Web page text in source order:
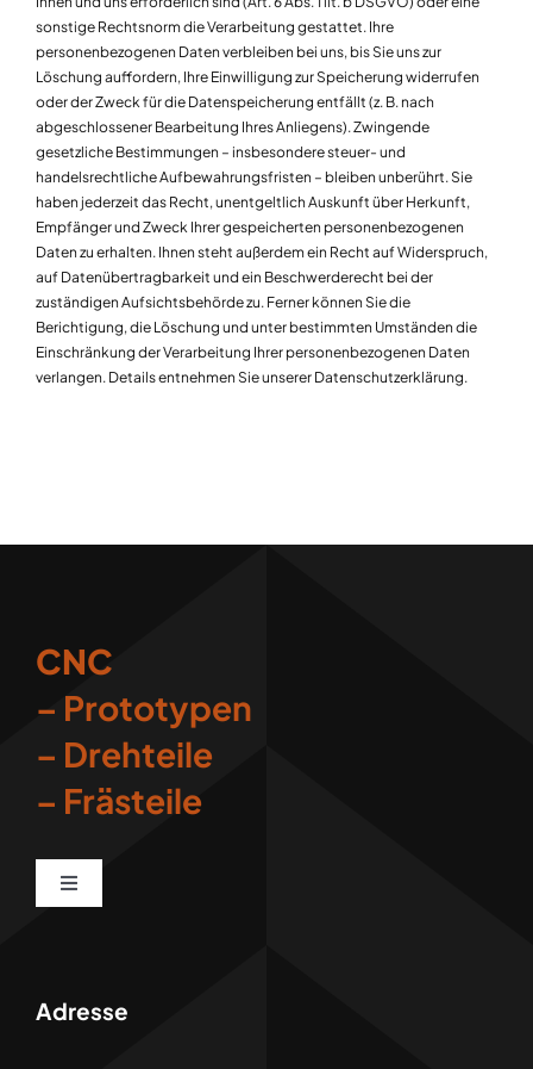
sonstige Rechtsnorm die Verarbeitung gestattet. Ihre
personenbezogenen Daten verbleiben bei uns, bis Sie uns zur
Löschung auffordern, Ihre Einwilligung zur Speicherung widerrufen
oder der Zweck für die Datenspeicherung entfällt (z. B. nach
abgeschlossener Bearbeitung Ihres Anliegens). Zwingende
gesetzliche Bestimmungen – insbesondere steuer- und
handelsrechtliche Aufbewahrungsfristen – bleiben unberührt. Sie
haben jederzeit das Recht, unentgeltlich Auskunft über Herkunft,
Empfänger und Zweck Ihrer gespeicherten personenbezogenen
Daten zu erhalten. Ihnen steht außerdem ein Recht auf Widerspruch,
auf Datenübertragbarkeit und ein Beschwerderecht bei der
zuständigen Aufsichtsbehörde zu. Ferner können Sie die
Berichtigung, die Löschung und unter bestimmten Umständen die
Einschränkung der Verarbeitung Ihrer personenbezogenen Daten
verlangen. Details entnehmen Sie unserer Datenschutzerklärung.
CNC
– Prototypen
– Drehteile
– Frästeile
Toggle
Datenschutz
Adresse